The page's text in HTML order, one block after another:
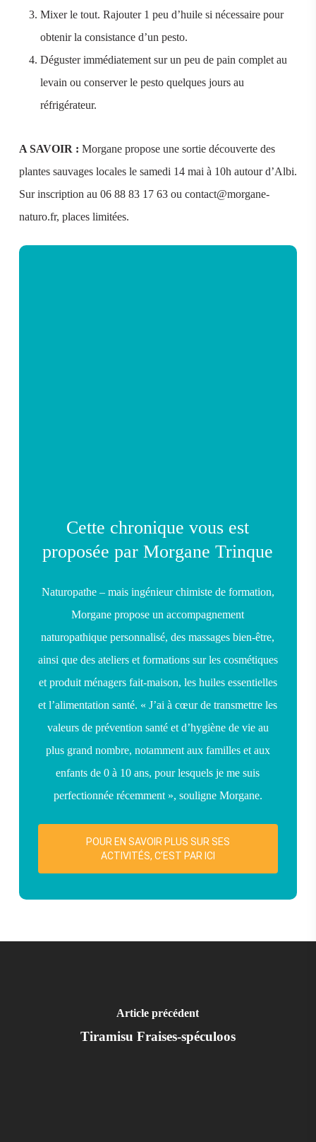
Mixer le tout. Rajouter 1 peu d’huile si nécessaire pour
obtenir la consistance d’un pesto.
Déguster immédiatement sur un peu de pain complet au
levain ou conserver le pesto quelques jours au
réfrigérateur.
A SAVOIR : Morgane propose une sortie découverte des
plantes sauvages locales le samedi 14 mai à 10h autour d’Albi.
Sur inscription au 06 88 83 17 63 ou contact@morgane-
naturo.fr, places limitées.
Cette chronique vous est
proposée par Morgane Trinque
Naturopathe – mais ingénieur chimiste de formation,
Morgane propose un accompagnement
naturopathique personnalisé, des massages bien-être,
ainsi que des ateliers et formations sur les cosmétiques
et produit ménagers fait-maison, les huiles essentielles
et l’alimentation santé. « J’ai à cœur de transmettre les
valeurs de prévention santé et d’hygiène de vie au
plus grand nombre, notamment aux familles et aux
enfants de 0 à 10 ans, pour lesquels je me suis
perfectionnée récemment », souligne Morgane.
POUR EN SAVOIR PLUS SUR SES
ACTIVITÉS, C’EST PAR ICI
Article précédent
Tiramisu Fraises-spéculoos